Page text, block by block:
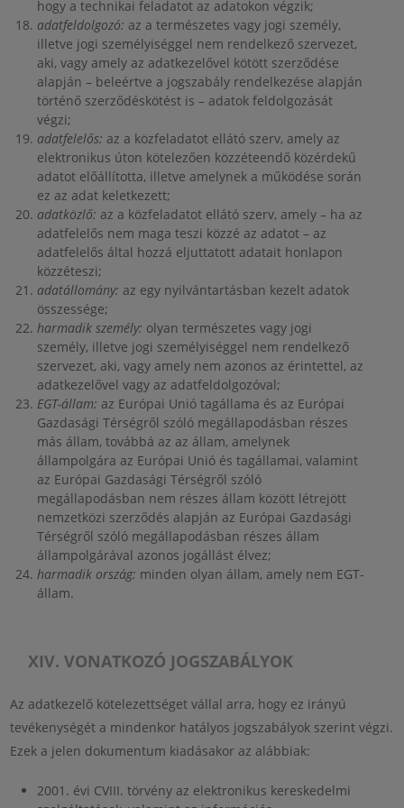
hogy a technikai feladatot az adatokon végzik;
adatfeldolgozó: az a természetes vagy jogi személy,
illetve jogi személyiséggel nem rendelkező szervezet,
aki, vagy amely az adatkezelővel kötött szerződése
alapján – beleértve a jogszabály rendelkezése alapján
történő szerződéskötést is – adatok feldolgozását
végzi;
adatfelelős: az a közfeladatot ellátó szerv, amely az
elektronikus úton kötelezően közzéteendő közérdekű
adatot előállította, illetve amelynek a működése során
ez az adat keletkezett;
adatközlő: az a közfeladatot ellátó szerv, amely – ha az
adatfelelős nem maga teszi közzé az adatot – az
adatfelelős által hozzá eljuttatott adatait honlapon
közzéteszi;
adatállomány: az egy nyilvántartásban kezelt adatok
összessége;
harmadik személy: olyan természetes vagy jogi
személy, illetve jogi személyiséggel nem rendelkező
szervezet, aki, vagy amely nem azonos az érintettel, az
adatkezelővel vagy az adatfeldolgozóval;
EGT-állam: az Európai Unió tagállama és az Európai
Gazdasági Térségről szóló megállapodásban részes
más állam, továbbá az az állam, amelynek
állampolgára az Európai Unió és tagállamai, valamint
az Európai Gazdasági Térségről szóló
megállapodásban nem részes állam között létrejött
nemzetközi szerződés alapján az Európai Gazdasági
Térségről szóló megállapodásban részes állam
állampolgárával azonos jogállást élvez;
harmadik ország: minden olyan állam, amely nem EGT-
állam.
XIV. VONATKOZÓ JOGSZABÁLYOK
Az adatkezelő kötelezettséget vállal arra, hogy ez irányú
tevékenységét a mindenkor hatályos jogszabályok szerint végzi.
Ezek a jelen dokumentum kiadásakor az alábbiak:
2001. évi CVIII. törvény az elektronikus kereskedelmi